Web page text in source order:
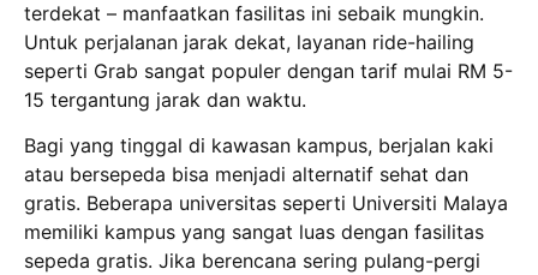
terdekat – manfaatkan fasilitas ini sebaik mungkin.
Untuk perjalanan jarak dekat, layanan ride-hailing
seperti Grab sangat populer dengan tarif mulai RM 5-
15 tergantung jarak dan waktu.
Bagi yang tinggal di kawasan kampus, berjalan kaki
atau bersepeda bisa menjadi alternatif sehat dan
gratis. Beberapa universitas seperti Universiti Malaya
memiliki kampus yang sangat luas dengan fasilitas
sepeda gratis. Jika berencana sering pulang-pergi